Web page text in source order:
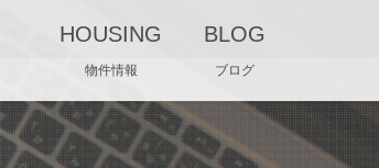
HOUSING
物件情報
BLOG
ブログ